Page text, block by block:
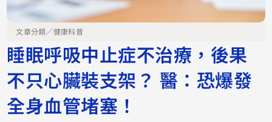
文章分類／健康科普
睡眠呼吸中止症不治療，後果
不只心臟裝支架？ 醫：恐爆發
全身血管堵塞！